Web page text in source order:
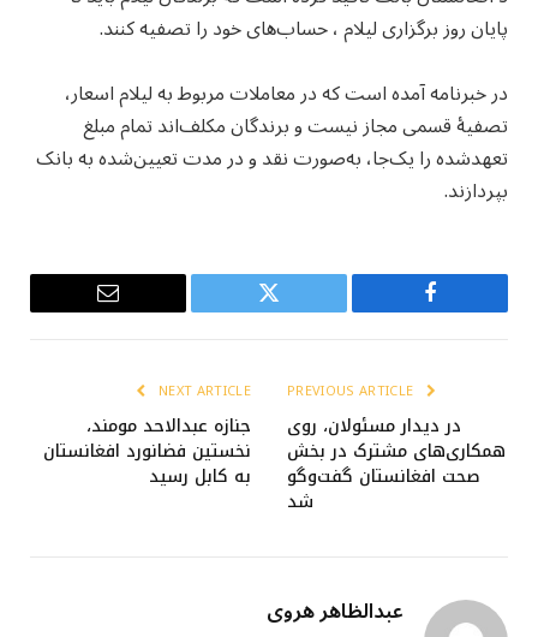
پایان روز برگزاری لیلام ، حساب‌های خود را تصفیه کنند.
در خبرنامه آمده است که در معاملات مربوط به لیلام اسعار،
تصفیۀ قسمی مجاز نیست و برندگان مکلف‌اند تمام مبلغ
تعهدشده را یک‌جا، به‌صورت نقد و در مدت تعیین‌شده به بانک
بپردازند.
Facebook
Twitter
Email
در دیدار مسئولان، روی
همکاری‌های مشترک در بخش
صحت افغانستان گفت‌وگو
شد
NEXT ARTICLE
جنازه عبدالاحد مومند،
نخستین فضانورد افغانستان
به کابل رسید
عبدالظاهر هروی